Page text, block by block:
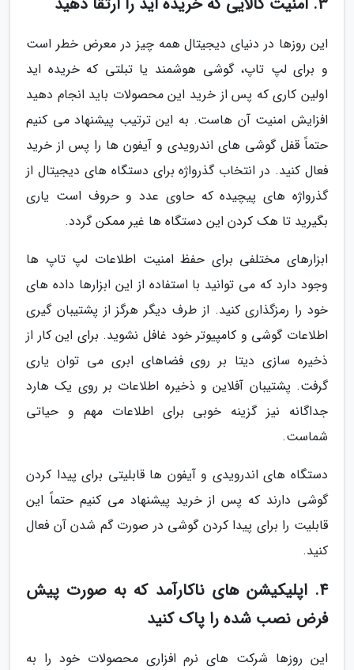
این روزها در دنیای دیجیتال همه چیز در معرض خطر است
و برای لپ تاپ، گوشی هوشمند یا تبلتی که خریده اید
اولین کاری که پس از خرید این محصولات باید انجام دهید
افزایش امنیت آن هاست. به این ترتیب پیشنهاد می کنیم
حتماً قفل گوشی های اندرویدی و آیفون ها را پس از خرید
فعال کنید. در انتخاب گذرواژه برای دستگاه های دیجیتال از
گذرواژه های پیچیده که حاوی عدد و حروف است یاری
بگیرید تا هک کردن این دستگاه ها غیر ممکن گردد.
ابزارهای مختلفی برای حفظ امنیت اطلاعات لپ تاپ ها
وجود دارد که می توانید با استفاده از این ابزارها داده های
خود را رمزگذاری کنید. از طرف دیگر هرگز از پشتیبان گیری
اطلاعات گوشی و کامپیوتر خود غافل نشوید. برای این کار از
ذخیره سازی دیتا بر روی فضاهای ابری می توان یاری
گرفت. پشتیبان آفلاین و ذخیره اطلاعات بر روی یک هارد
جداگانه نیز گزینه خوبی برای اطلاعات مهم و حیاتی
شماست.
دستگاه های اندرویدی و آیفون ها قابلیتی برای پیدا کردن
گوشی دارند که پس از خرید پیشنهاد می کنیم حتماً این
قابلیت را برای پیدا کردن گوشی در صورت گم شدن آن فعال
کنید.
4. اپلیکیشن های ناکارآمد که به صورت پیش
فرض نصب شده را پاک کنید
این روزها شرکت های نرم افزاری محصولات خود را به